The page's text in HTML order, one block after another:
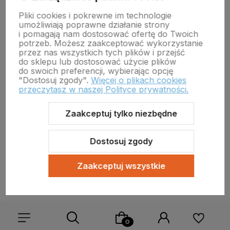
zielonagora.wiw@wet.zgora.pl
GŁÓWNY INSPEKTORAT WETERYNARII
OBRÓT DETALICZNY PRODUKTAMI OTC NA ODLEGŁOŚĆ
Sklep internetowy Shoper Premium
Szablon Shoper Modern 3.0™
Pliki cookies i pokrewne im technologie
umożliwiają poprawne działanie strony
i pomagają nam dostosować ofertę do Twoich
potrzeb. Możesz zaakceptować wykorzystanie
przez nas wszystkich tych plików i przejść
do sklepu lub dostosować użycie plików
do swoich preferencji, wybierając opcję
"Dostosuj zgody". Więcej o plikach cookies
przeczytasz w naszej Polityce prywatności.
Zaakceptuj tylko niezbędne
Dostosuj zgody
Zaakceptuj wszystkie